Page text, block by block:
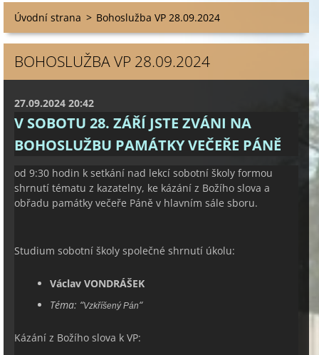
Úvodní strana > Bohoslužba VP 28.09.2024
BOHOSLUŽBA VP 28.09.2024
27.09.2024 20:42
V SOBOTU 28. ZÁŘÍ JSTE ZVÁNI NA
BOHOSLUŽBU PAMÁTKY VEČEŘE PÁNĚ
od 9:30 hodin k setkání nad lekcí sobotní školy formou
shrnutí tématu z kazatelny, ke kázání z Božího slova a
obřadu památky večeře Páně v hlavním sále sboru.
Studium sobotní školy společné shrnutí úkolu:
Václav VONDRÁŠEK
Téma: “Vzkříšený Pán“
Kázání z Božího slova k VP: